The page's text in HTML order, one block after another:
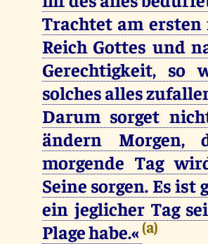
Trachtet am ersten
Reich Gottes und
Gerechtigkeit, so
solches alles
Darum sorget
ändern Morgen,
morgende Tag
Seine sorgen. Es ist
ein jeglicher Tag
Plage habe.«(a)